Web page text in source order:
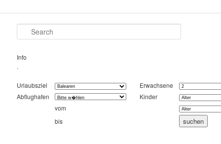
Search
Info
.
Urlaubsziel
Erwachsene
Abflughafen
Kinder
vom
bis